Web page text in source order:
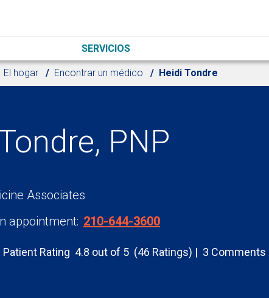
SERVICIOS
El hogar Encontrar un médico Heidi Tondre
PNP
Associates
appointment: 210-644-3600
Patient Rating 4.8 out of 5 (46 Ratings) 3 Comments